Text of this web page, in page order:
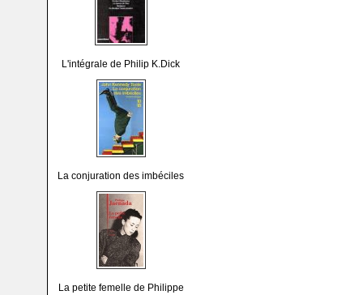
L'intégrale de Philip K.Dick
La conjuration des imbéciles
La petite femelle de Philippe